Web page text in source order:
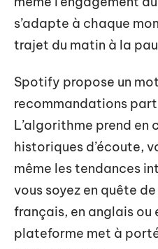
s’adapte à chaque
trajet du matin à la
Spotify propose un
recommandations
L’algorithme prend en
historiques d’écoute,
même les tendances
vous soyez en quête
français, en anglais ou
plateforme met à